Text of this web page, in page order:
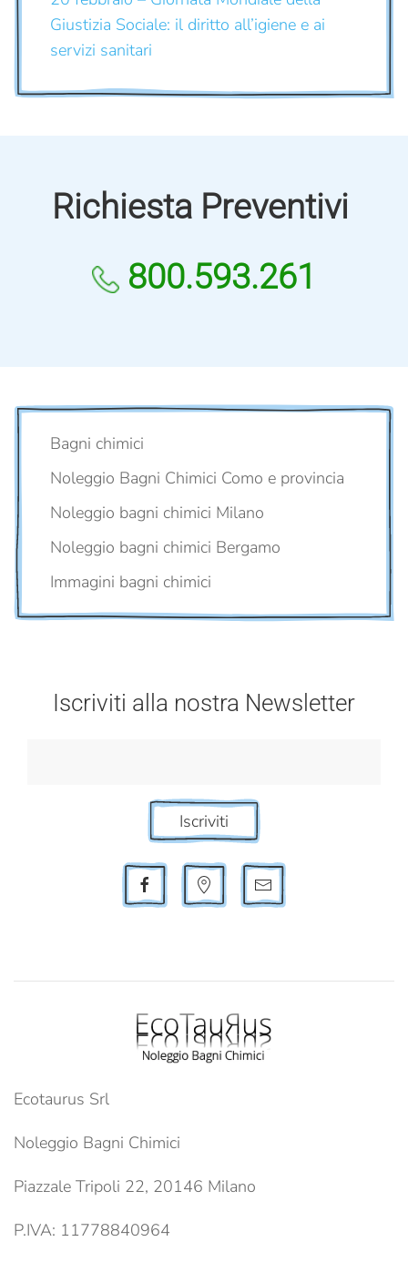
Giustizia Sociale: il diritto all’igiene e ai
servizi sanitari
Richiesta Preventivi
800.593.261
Bagni chimici
Noleggio Bagni Chimici Como e provincia
Noleggio bagni chimici Milano
Noleggio bagni chimici Bergamo
Immagini bagni chimici
Iscriviti alla nostra Newsletter
Iscriviti
Ecotaurus Srl
Noleggio Bagni Chimici
Piazzale Tripoli 22, 20146 Milano
P.IVA: 11778840964